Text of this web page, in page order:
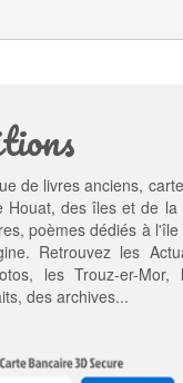
é
t :
5,
0
0 €.
s
de livres anciens,
Houat, des îles et de la
poèmes dédiés à
Retrouvez les
, lesTrouz-er-Mor,
des archives...